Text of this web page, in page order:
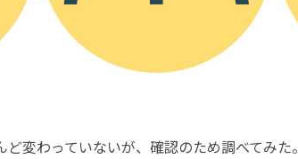
変わっていないが、確認のため調べてみた。